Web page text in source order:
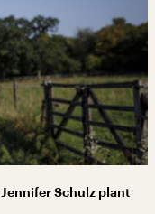
Schulz plant